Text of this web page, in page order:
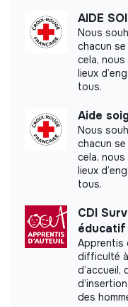
Coordonner les
réunions et
transversaux.
Gérer les
des stagiaires sur
Proposer et/ou
et événements
pédagogiques,
prévention, etc.).
Organiser la
thème, du lieu,
réalisation.
RELAIS DE LA
Sur les aspects
en structure
Sur les aspects
Organisation du
Ville Issy les
its impact
Labels and
This structure did
labels or
Documents
Did not yet add a
AIDE
Nous
chacun
cela,
lieux
tous.
Aide
Nous
chacun
cela,
lieux
tous.
CDI
Apprentis
difficulté
d’accueil,
des